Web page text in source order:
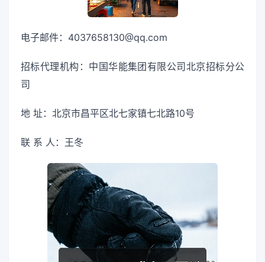
电子邮件：4037658130@qq.com
招标代理机构：中国华能集团有限公司北京招标分公
司
地 址：北京市昌平区北七家镇七北路10号
联 系 人：王冬